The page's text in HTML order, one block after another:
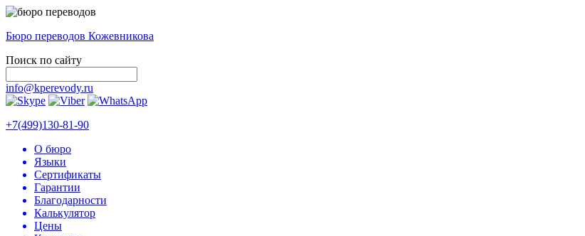
Бюро переводов Кожевникова
Поиск по сайту
info@kperevody.ru
+7(499)130-81-90
О бюро
Языки
Сертификаты
Гарантии
Благодарности
Калькулятор
Цены